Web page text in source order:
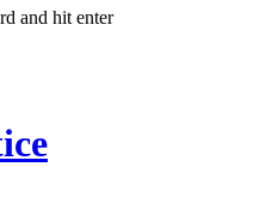
and hit enter